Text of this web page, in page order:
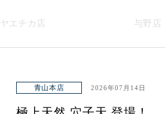
ヤエチカ店 与野店
青山本店 2026年07月14日